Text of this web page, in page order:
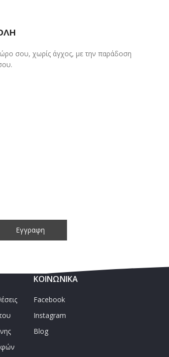
σου, χωρίς άγχος, με την παράδοση
ΚΟΙΝΩΝΙΚΑ
Facebook
Instagram
Blog